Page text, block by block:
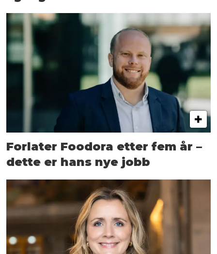
Forlater Foodora etter fem år –
dette er hans nye jobb